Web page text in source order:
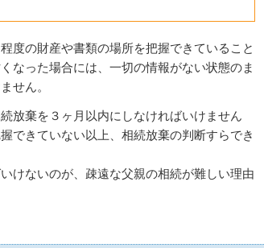
度の財産や書類の場所を把握できていること
なった場合には、一切の情報がない状態のま
せん。
放棄を３ヶ月以内にしなければいけません
できていない以上、相続放棄の判断すらでき
けないのが、疎遠な父親の相続が難しい理由